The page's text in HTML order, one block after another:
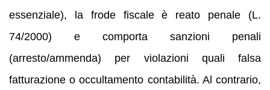
essenziale), la frode fiscale è reato penale (L.
74/2000) e comporta sanzioni penali
(arresto/ammenda) per violazioni quali falsa
fatturazione o occultamento contabilità. Al contrario,